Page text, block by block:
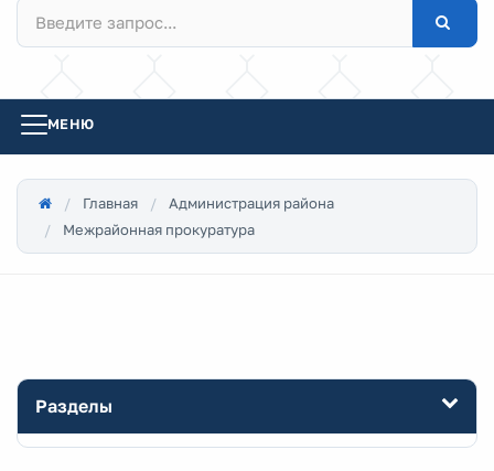
МЕНЮ
Главная
Администрация района
Межрайонная прокуратура
Разделы